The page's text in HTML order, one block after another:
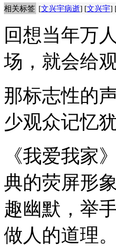
相关标签 [文兴宇病逝] [文兴宇]
回想当年万
场，就会给
那标志性的
少观众记忆
《我爱我家
典的荧屏形
趣幽默，举
做人的道理